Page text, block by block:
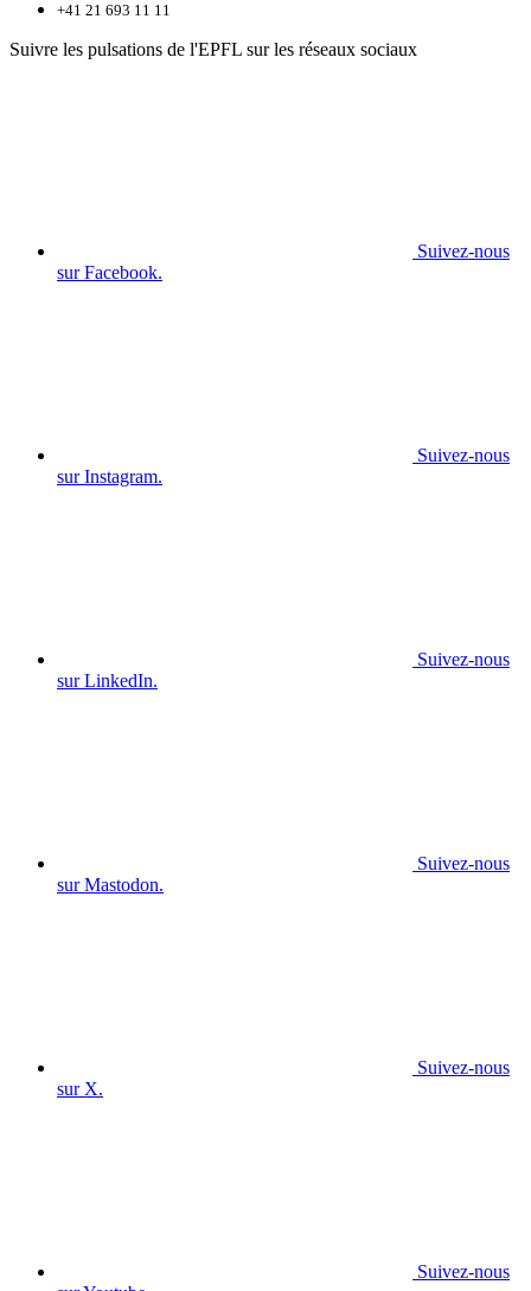
+41 21 693 11 11
Suivre les pulsations de l'EPFL sur les réseaux sociaux
Suivez-nous
sur Facebook.
Suivez-nous
sur Instagram.
Suivez-nous
sur LinkedIn.
Suivez-nous
sur Mastodon.
Suivez-nous
sur X.
Suivez-nous